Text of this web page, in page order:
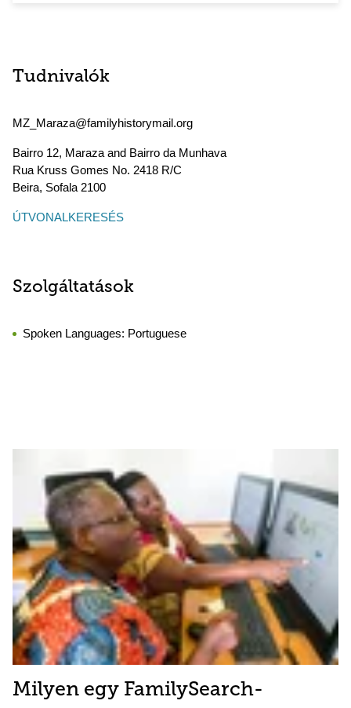
Tudnivalók
MZ_Maraza@familyhistorymail.org
Bairro 12, Maraza and Bairro da Munhava
Rua Kruss Gomes No. 2418 R/C
Beira, Sofala 2100
ÚTVONALKERESÉS
Szolgáltatások
Spoken Languages: Portuguese
Milyen egy FamilySearch-